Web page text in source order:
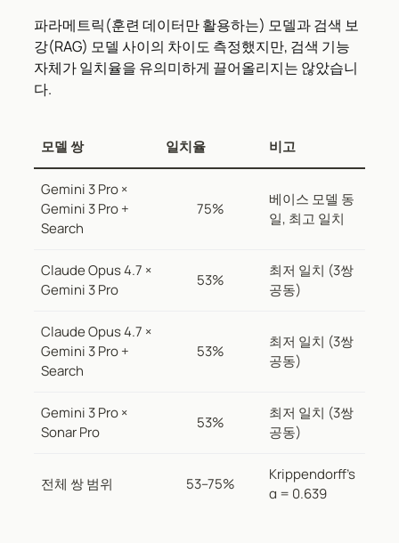
파라메트릭(훈련 데이터만 활용하는) 모델과 검색 보
강(RAG) 모델 사이의 차이도 측정했지만, 검색 기능
자체가 일치율을 유의미하게 끌어올리지는 않았습니
다.
모델 쌍 일치율 비고
Gemini 3 Pro ×
Gemini 3 Pro +
Search
75%
베이스 모델 동
일, 최고 일치
Claude Opus 4.7 ×
Gemini 3 Pro
53%
최저 일치 (3쌍
공동)
Claude Opus 4.7 ×
Gemini 3 Pro +
Search
53%
최저 일치 (3쌍
공동)
Gemini 3 Pro ×
Sonar Pro
53%
최저 일치 (3쌍
공동)
전체 쌍 범위 53–75%
Krippendorff’s
α = 0.639